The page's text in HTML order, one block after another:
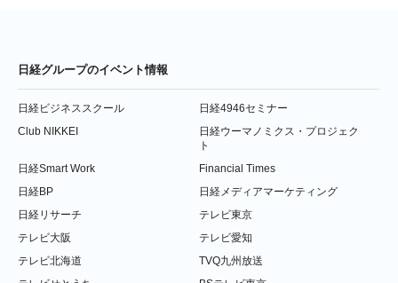
日経グループのイベント情報
日経ビジネススクール
日経4946セミナー
Club NIKKEI
日経ウーマノミクス・プロジェク
ト
日経Smart Work
Financial Times
日経BP
日経メディアマーケティング
日経リサーチ
テレビ東京
テレビ大阪
テレビ愛知
テレビ北海道
TVQ九州放送